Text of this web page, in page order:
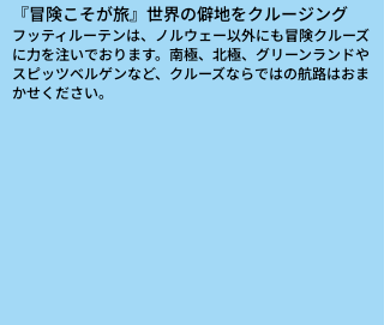
『冒険こそが旅』世界の僻地をクルージング
​フッティルーテンは、ノルウェー以外にも冒険クルーズ
に力を注いでおります。南極、北極、グリーンランドや
スピッツベルゲンなど、クルーズならではの航路はおま
かせください。